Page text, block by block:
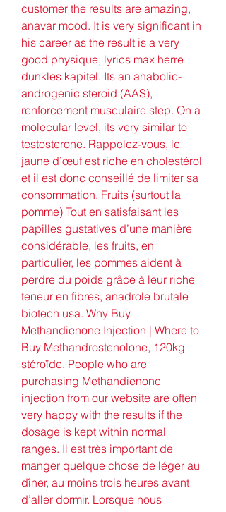
customer the results are amazing,
anavar mood. It is very significant in
his career as the result is a very
good physique, lyrics max herre
dunkles kapitel. Its an anabolic-
androgenic steroid (AAS),
renforcement musculaire step. On a
molecular level, its very similar to
testosterone. Rappelez-vous, le
jaune d’œuf est riche en cholestérol
et il est donc conseillé de limiter sa
consommation. Fruits (surtout la
pomme) Tout en satisfaisant les
papilles gustatives d’une manière
considérable, les fruits, en
particulier, les pommes aident à
perdre du poids grâce à leur riche
teneur en fibres, anadrole brutale
biotech usa. Why Buy
Methandienone Injection | Where to
Buy Methandrostenolone, 120kg
stéroïde. People who are
purchasing Methandienone
injection from our website are often
very happy with the results if the
dosage is kept within normal
ranges. Il est très important de
manger quelque chose de léger au
dîner, au moins trois heures avant
d’aller dormir. Lorsque nous